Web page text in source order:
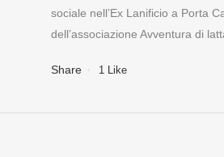
sociale nell’Ex Lanificio a Porta
dell’associazione Avventura di
Share 1 Like